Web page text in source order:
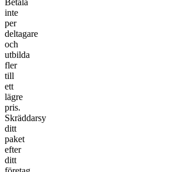
inte
per
deltagare
och
utbilda
fler
till
ett
lägre
pris.
Skräddarsy
ditt
paket
efter
ditt